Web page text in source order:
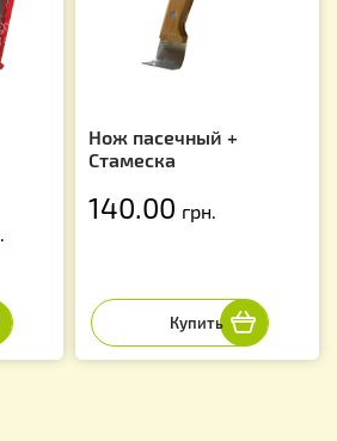
Нож пасечный +
Стамеска
140.00 грн.